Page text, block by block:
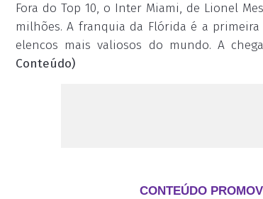
Fora do Top 10, o Inter Miami, de Lionel
milhões. A franquia da Flórida é a
elencos mais valiosos do mundo. A
Conteúdo)